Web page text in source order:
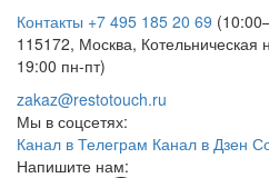
Контакты +7 495 185 20 69
115172, Москва,
19:00 пн-пт)
zakaz@restotouch.ru
Мы в соцсетях:
Канал в Телеграм Канал в Дзен
Напишите нам: